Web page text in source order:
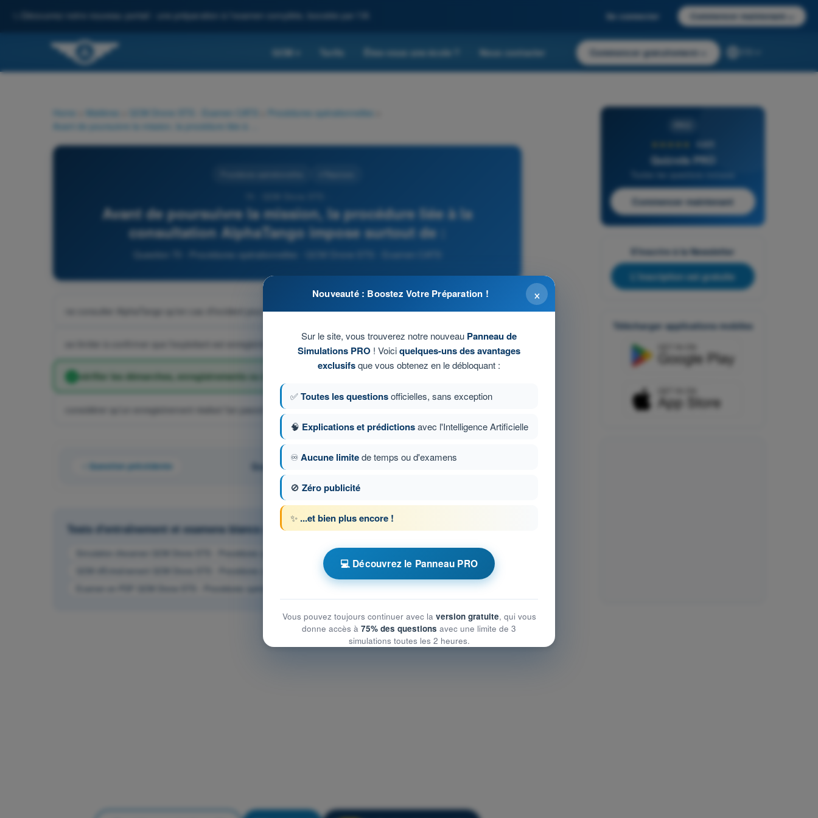
Découvrez notre nouveau portail : une préparation à l'examen complète, boostée par l'IA Se connecter Commencer maintenant
QCM Tarifs Êtes-vous une école ? Nous contacter Commencer gratuitement
Home Matières QCM Drone STS - Examen CATS Procédures opérationnelles
Avant de poursuivre la mission, la procédure liée à la
consultation AlphaTango impose surtout de :
Question 70 - Procédures opérationnelles - QCM Drone STS - Examen CATS
ne consulter AlphaTango qu'en cas d'incident pour y déclarer l'événement.
se limiter à confirmer que l'exploitant est enregistré, sans vérifier l'opération du jour.
vérifier les démarches, enregistrements ou déclarations nécessaires selon l’opération.
considérer qu'un enregistrement réalisé l'an passé reste valable sans nouvelle vérification.
Question précédente Question 70 sur 96
Tests d'entraînement et examens blancs chronométrés QCM Drone STS - Examen CATS
4,6/5
Quizvds PRO
Commencer maintenant
S'inscrire à la Newsletter
L'inscription est gratuite
Télécharger applications mobiles
×
Nouveauté : Boostez Votre Préparation !
Sur le site, vous trouverez notre nouveau Panneau de
Simulations PRO ! Voiciquelques-uns des avantages
exclusifsque vous obtenez en le débloquant :
✅Toutes les questionsofficielles, sans exception
🧠 Explications et prédictionsavec l'Intelligence Artificielle
♾️Aucune limitede temps ou d'examens
🚫 Zéro publicité
✨ ...et bien plus encore !
💻 Découvrez le Panneau PRO
Vous pouvez toujours continuer avec la version gratuite, qui vous
donne accès à 75% des questions avec une limite de 3
simulations toutes les 2 heures.